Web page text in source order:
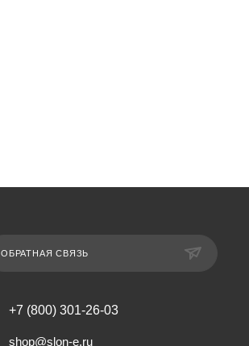
ОБРАТНАЯ СВЯЗЬ
+7 (800) 301-26-03
shop@slon-e.ru